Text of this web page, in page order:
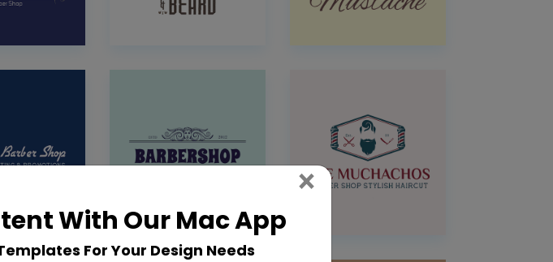
With Our Mac App
For Your Design Needs
× Close